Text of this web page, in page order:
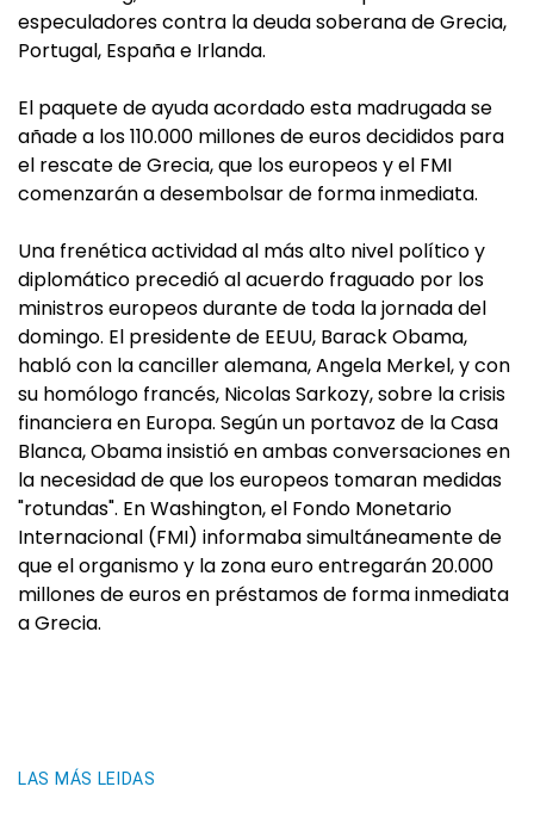
especuladores contra la deuda soberana de Grecia,
Portugal, España e Irlanda.
El paquete de ayuda acordado esta madrugada se
añade a los 110.000 millones de euros decididos para
el rescate de Grecia, que los europeos y el FMI
comenzarán a desembolsar de forma inmediata.
Una frenética actividad al más alto nivel político y
diplomático precedió al acuerdo fraguado por los
ministros europeos durante de toda la jornada del
domingo. El presidente de EEUU, Barack Obama,
habló con la canciller alemana, Angela Merkel, y con
su homólogo francés, Nicolas Sarkozy, sobre la crisis
financiera en Europa. Según un portavoz de la Casa
Blanca, Obama insistió en ambas conversaciones en
la necesidad de que los europeos tomaran medidas
"rotundas". En Washington, el Fondo Monetario
Internacional (FMI) informaba simultáneamente de
que el organismo y la zona euro entregarán 20.000
millones de euros en préstamos de forma inmediata
a Grecia.
LAS MÁS LEIDAS